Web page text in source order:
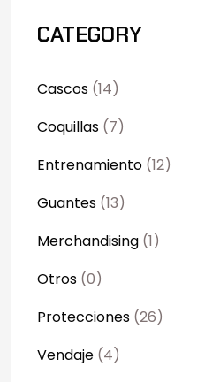
CATEGORY
Cascos (14)
Coquillas (7)
Entrenamiento (12)
Guantes (13)
Merchandising (1)
Otros (0)
Protecciones (26)
Vendaje (4)